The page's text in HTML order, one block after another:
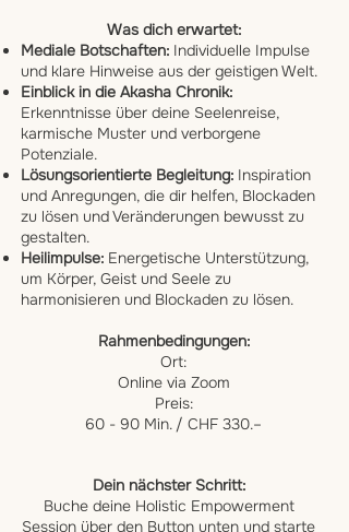
Was dich erwartet:
Mediale Botschaften: Individuelle Impulse
und klare Hinweise aus der geistigen Welt.
Einblick in die Akasha Chronik:
Erkenntnisse über deine Seelenreise,
karmische Muster und verborgene
Potenziale.
Lösungsorientierte Begleitung: Inspiration
und Anregungen, die dir helfen, Blockaden
zu lösen und Veränderungen bewusst zu
gestalten.
Heilimpulse: Energetische Unterstützung,
um Körper, Geist und Seele zu
harmonisieren und Blockaden zu lösen.
Rahmenbedingungen:
Ort:
Online via Zoom
Preis:
60 - 90 Min. / CHF 330.–
Dein nächster Schritt:
Buche deine Holistic Empowerment
Session über den Button unten und starte